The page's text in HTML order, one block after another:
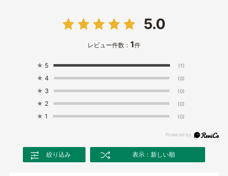
5.0
レビュー件数： 1件
★ 5 (1)
★ 4 (0)
★ 3 (0)
★ 2 (0)
★ 1 (0)
絞り込み 表示：新しい順